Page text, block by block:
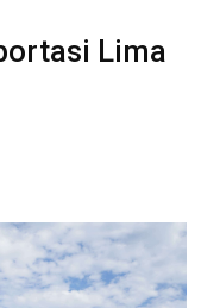
Lima